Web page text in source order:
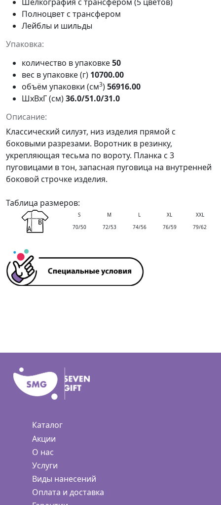
Полноцвет с трансфером
Лейблы и шильды
Упаковка:
количество в упаковке50
вес в упаковке (г) 10700.00
объём упаковки (см3)56916.00
ШxВxГ (см)36.0/51.0/31.0
Описание:
Классический силуэт, низ изделия прямой с
боковыми разрезами. Воротник в резинку,
укрепляющая тесьма по вороту. Планка с 3
пуговицами в тон, запасная пуговица на внутренней
боковой строчке изделия.
Таблица размеров:
S M L XL
XXL
70/50
72/53 74/56 76/59 79/62
Каталог
Акции
О нас
Услуги
Виды нанесений
Оплата и доставка